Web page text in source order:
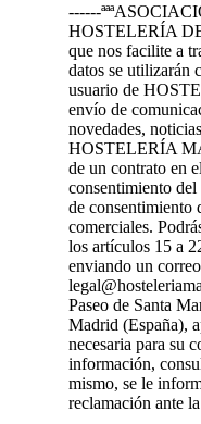
------
HOSTELERÍA
que nos facilite a
datos se utilizarán
usuario de
envío de
novedades,
HOSTELERÍA
de un contrato en
consentimiento del
de consentimiento
comerciales.
los artículos 15 a
enviando un
Paseo de Santa
Madrid (España),
necesaria para su
información,
mismo, se le
reclamación ante